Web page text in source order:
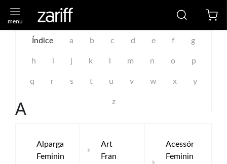
Índice a b c d e f g
h i j k m n o p
q r s t u v w x y
z
A
Alpargata
Feminina
Art
Fran
Acessório
Feminino